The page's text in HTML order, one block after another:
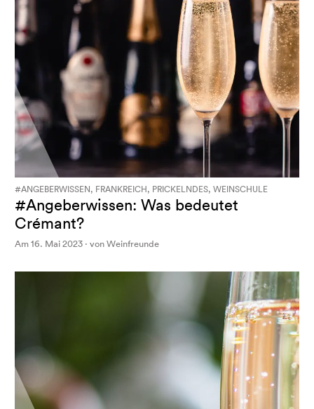
#ANGEBERWISSEN, FRANKREICH, PRICKELNDES, WEINSCHULE
#Angeberwissen: Was bedeutet
Crémant?
Am 16. Mai 2023 · von Weinfreunde